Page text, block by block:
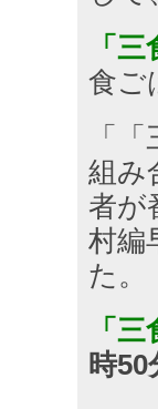
「
食ご
「
組み
者が
村編
た。
「
時50